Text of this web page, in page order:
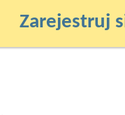
Zarejestruj